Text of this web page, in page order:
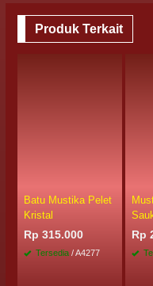
Produk Terkait
Batu Mustika Pelet
Kristal
Rp 315.000
Tersedia / A4277
Rp